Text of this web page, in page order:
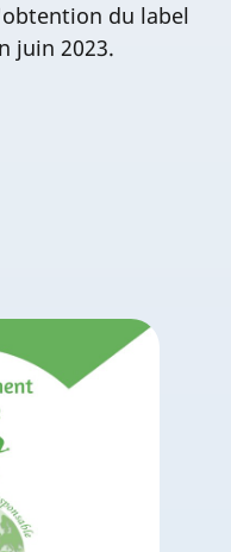
du label
juin 2023.